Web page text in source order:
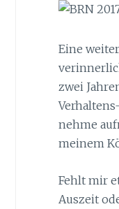
Eine
zwei
nehme
meinem
Fehlt mir
Auszeit